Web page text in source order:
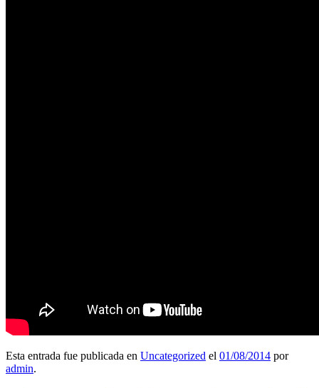
Esta entrada fue publicada en Uncategorized el 01/08/2014 por
admin.